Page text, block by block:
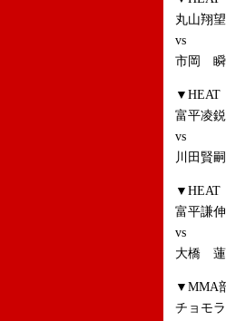
丸山翔
vs
市岡 瞬
富平凌
vs
川田賢
富平謙
vs
大橋 蓮
▼MMA
チョモ